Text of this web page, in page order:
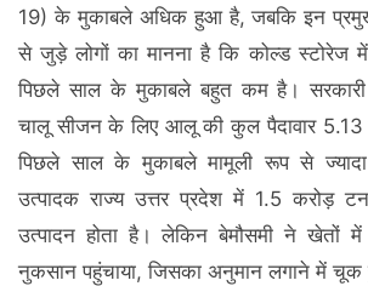
19) के मुकाबले अधिक हुआ है, जबकि इन प्रमुख
से जुड़े लोगों का मानना है कि कोल्ड
पिछले साल के मुकाबले बहुत कम है।
चालू सीजन के लिए आलू की कुल पैदावार 5.13
पिछले साल के मुकाबले मामूली रूप से
उत्पादक राज्य उत्तर प्रदेश में 1.5
उत्पादन होता है। लेकिन बेमौसमी ने खेतों
नुकसान पहुंचाया, जिसका अनुमान लगाने में चूक